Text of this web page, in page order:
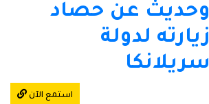
وحديث عن حصاد
زيارته لدولة
سريلانكا
استمع الآن